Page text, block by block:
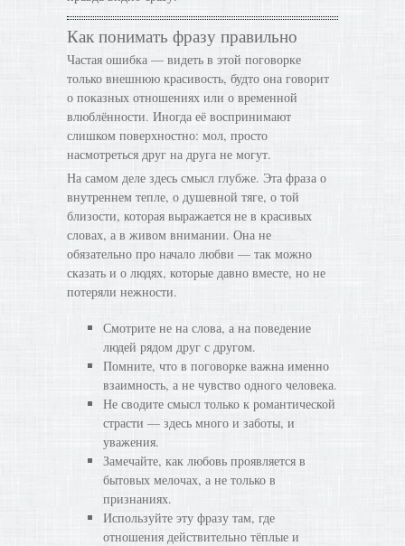
Как понимать фразу правильно
Частая ошибка — видеть в этой поговорке
только внешнюю красивость, будто она говорит
о показных отношениях или о временной
влюблённости. Иногда её воспринимают
слишком поверхностно: мол, просто
насмотреться друг на друга не могут.
На самом деле здесь смысл глубже. Эта фраза о
внутреннем тепле, о душевной тяге, о той
близости, которая выражается не в красивых
словах, а в живом внимании. Она не
обязательно про начало любви — так можно
сказать и о людях, которые давно вместе, но не
потеряли нежности.
Смотрите не на слова, а на поведение
людей рядом друг с другом.
Помните, что в поговорке важна именно
взаимность, а не чувство одного человека.
Не сводите смысл только к романтической
страсти — здесь много и заботы, и
уважения.
Замечайте, как любовь проявляется в
бытовых мелочах, а не только в
признаниях.
Используйте эту фразу там, где
отношения действительно тёплые и